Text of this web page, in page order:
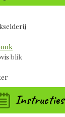
blik
Instructies